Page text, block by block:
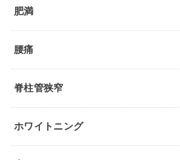
肥満
腰痛
脊柱管狭窄
ホワイトニング